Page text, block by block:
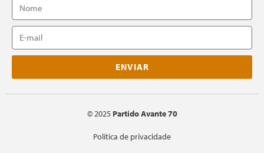
ENVIAR
©2025Partido Avante 70
Política de privacidade